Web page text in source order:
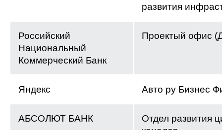
развития
Российский
Национальный
Коммерческий Банк
Проектый офис
Яндекс Авто ру Бизнес
АБСОЛЮТ БАНК
Отдел развития